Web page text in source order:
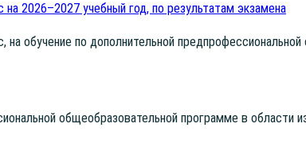
2026–2027 учебный год, по результатам экзамена
обу­че­ние по допол­ни­тель­ной
обще­об­ра­зо­ва­тель­ной про­грам­ме в обла­сти